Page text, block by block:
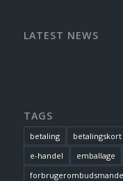
LATEST NEWS
TAGS
betaling betalingskort
e-handel
emballage